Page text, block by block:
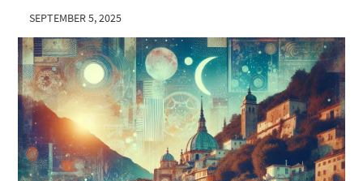
SEPTEMBER 5, 2025